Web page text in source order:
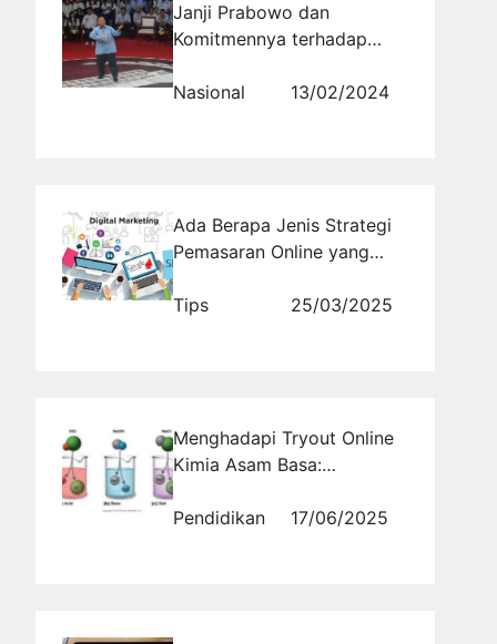
Janji Prabowo dan
Komitmennya terhadap
Publik Percaya?
Nasional 13/02/2024
Ada Berapa Jenis Strategi
Pemasaran Online yang
Tips
25/03/2025
Menghadapi Tryout Online
Kimia Asam Basa:
Pendidikan
17/06/2025